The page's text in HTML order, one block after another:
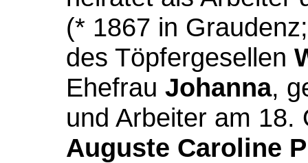
(* 1867 in
des Töpfergesellen
Ehefrau Johanna,
und Arbeiter am
Auguste Caroline